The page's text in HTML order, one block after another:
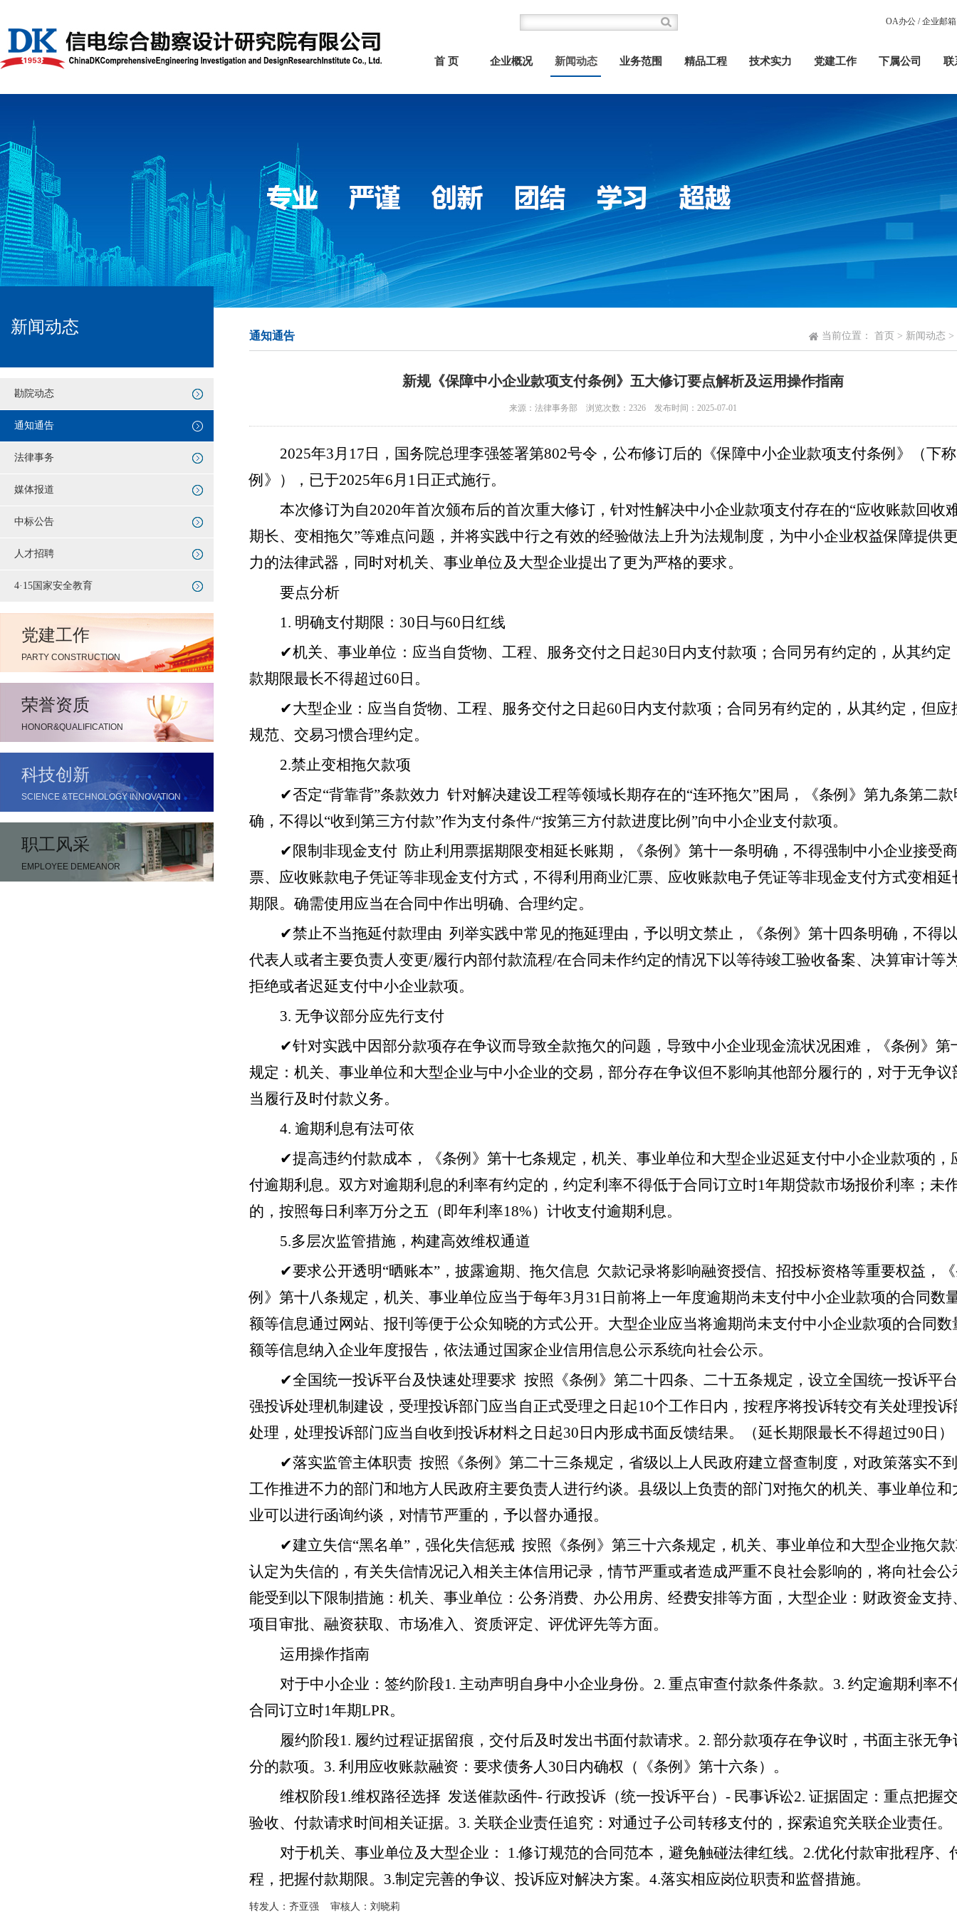
OA办公 / 企业邮箱
首 页 企业概况 新闻动态 业务范围 精品工程 技术实力 党建工作 下属公司 联
新闻动态
勘院动态
通知通告
法律事务
媒体报道
中标公告
人才招聘
4·15国家安全教育
党建工作
PARTY CONSTRUCTION
荣誉资质
HONOR&QUALIFICATION
科技创新
SCIENCE &TECHNOLOGY INNOVATION
职工风采
EMPLOYEE DEMEANOR
通知通告 当前位置： 首页 > 新闻动态 >
新规《保障中小企业款项支付条例》五大修订要点解析及运用操作指南
来源：法律事务部 浏览次数：2326 发布时间：2025-07-01
2025年3月17日，国务院总理李强签署第802号令，公布修订后的《保障中小企业款项支付条例》（下
例》），已于2025年6月1日正式施行。
本次修订为自2020年首次颁布后的首次重大修订，针对性解决中小企业款项支付存在的“应收账款回收
期长、变相拖欠”等难点问题，并将实践中行之有效的经验做法上升为法规制度，为中小企业权益保障提供
力的法律武器，同时对机关、事业单位及大型企业提出了更为严格的要求。
要点分析
1. 明确支付期限：30日与60日红线
✔机关、事业单位：应当自货物、工程、服务交付之日起30日内支付款项；合同另有约定的，从其约定
款期限最长不得超过60日。
✔大型企业：应当自货物、工程、服务交付之日起60日内支付款项；合同另有约定的，从其约定，但应
规范、交易习惯合理约定。
2.禁止变相拖欠款项
✔否定“背靠背”条款效力 针对解决建设工程等领域长期存在的“连环拖欠”困局，《条例》第九条第二款
确，不得以“收到第三方付款”作为支付条件/“按第三方付款进度比例”向中小企业支付款项。
✔ 限制非现金支付 防止利用票据期限变相延长账期，《条例》第十一条明确，不得强制中小企业接受
票、应收账款电子凭证等非现金支付方式，不得利用商业汇票、应收账款电子凭证等非现金支付方式变相延
期限。确需使用应当在合同中作出明确、合理约定。
✔禁止不当拖延付款理由 列举实践中常见的拖延理由，予以明文禁止，《条例》第十四条明确，不得
代表人或者主要负责人变更/履行内部付款流程/在合同未作约定的情况下以等待竣工验收备案、决算审计等
拒绝或者迟延支付中小企业款项。
3. 无争议部分应先行支付
✔针对实践中因部分款项存在争议而导致全款拖欠的问题，导致中小企业现金流状况困难，《条例》第
规定：机关、事业单位和大型企业与中小企业的交易，部分存在争议但不影响其他部分履行的，对于无争议
当履行及时付款义务。
4. 逾期利息有法可依
✔提高违约付款成本，《条例》第十七条规定，机关、事业单位和大型企业迟延支付中小企业款项的，
付逾期利息。双方对逾期利息的利率有约定的，约定利率不得低于合同订立时1年期贷款市场报价利率；未
的，按照每日利率万分之五（即年利率18%）计收支付逾期利息。
5.多层次监管措施，构建高效维权通道
✔要求公开透明“晒账本”，披露逾期、拖欠信息 欠款记录将影响融资授信、招投标资格等重要权益，
例》第十八条规定，机关、事业单位应当于每年3月31日前将上一年度逾期尚未支付中小企业款项的合同数
额等信息通过网站、报刊等便于公众知晓的方式公开。大型企业应当将逾期尚未支付中小企业款项的合同数
额等信息纳入企业年度报告，依法通过国家企业信用信息公示系统向社会公示。
✔全国统一投诉平台及快速处理要求 按照《条例》第二十四条、二十五条规定，设立全国统一投诉平
强投诉处理机制建设，受理投诉部门应当自正式受理之日起10个工作日内，按程序将投诉转交有关处理投诉
处理，处理投诉部门应当自收到投诉材料之日起30日内形成书面反馈结果。（延长期限最长不得超过90日）
✔落实监管主体职责 按照《条例》第二十三条规定，省级以上人民政府建立督查制度，对政策落实不
工作推进不力的部门和地方人民政府主要负责人进行约谈。县级以上负责的部门对拖欠的机关、事业单位和
业可以进行函询约谈，对情节严重的，予以督办通报。
✔建立失信“黑名单”，强化失信惩戒 按照《条例》第三十六条规定，机关、事业单位和大型企业拖欠
认定为失信的，有关失信情况记入相关主体信用记录，情节严重或者造成严重不良社会影响的，将向社会公
能受到以下限制措施：机关、事业单位：公务消费、办公用房、经费安排等方面，大型企业：财政资金支持
项目审批、融资获取、市场准入、资质评定、评优评先等方面。
运用操作指南
对于中小企业：签约阶段1. 主动声明自身中小企业身份。2. 重点审查付款条件条款。3. 约定逾期利率不
合同订立时1年期LPR。
履约阶段1. 履约过程证据留痕，交付后及时发出书面付款请求。2. 部分款项存在争议时，书面主张无争
分的款项。3. 利用应收账款融资：要求债务人30日内确权（《条例》第十六条）。
维权阶段1.维权路径选择 发送催款函件- 行政投诉（统一投诉平台）- 民事诉讼2. 证据固定：重点把握
验收、付款请求时间相关证据。3. 关联企业责任追究：对通过子公司转移支付的，探索追究关联企业责任。
对于机关、事业单位及大型企业： 1.修订规范的合同范本，避免触碰法律红线。2.优化付款审批程序、
程，把握付款期限。3.制定完善的争议、投诉应对解决方案。4.落实相应岗位职责和监督措施。
转发人：齐亚强 审核人：刘晓莉